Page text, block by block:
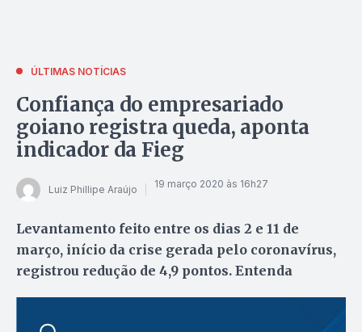
ÚLTIMAS NOTÍCIAS
Confiança do empresariado
goiano registra queda, aponta
indicador da Fieg
Luiz Phillipe Araújo 19 março 2020 às 16h27
Levantamento feito entre os dias 2 e 11 de
março, início da crise gerada pelo coronavírus,
registrou redução de 4,9 pontos. Entenda